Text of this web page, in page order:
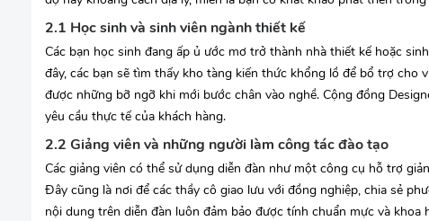
2.1 Học sinh và sinh viên ngành thiết kế
Các bạn học sinh đang ấp ủ ước mơ trở thành nhà thiết kế hoặc
đây, các bạn sẽ tìm thấy kho tàng kiến thức khổng lồ để bổ trợ
được những bỡ ngỡ khi mới bước chân vào nghề. Cộng đồng
yêu cầu thực tế của khách hàng.
2.2 Giảng viên và những người làm công tác đào tạo
Các giảng viên có thể sử dụng diễn đàn như một công cụ hỗ trợ
Đây cũng là nơi để các thầy cô giao lưu với đồng nghiệp, chia sẻ
nội dung trên diễn đàn luôn đảm bảo được tính chuẩn mực và khoa